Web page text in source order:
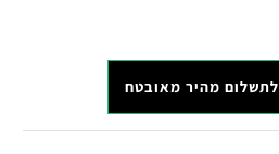
לתשלום מהיר מאובטח